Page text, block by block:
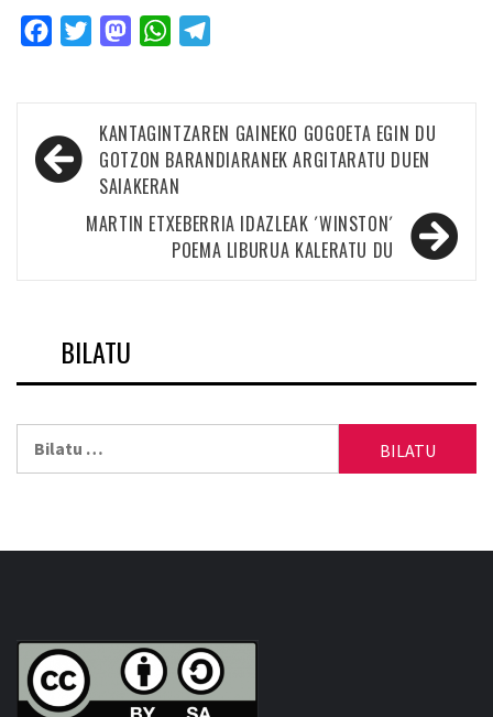
FacebookTwitterMastodonWhatsApp
Bidalketetan
zehar
nabigatu
KANTAGINTZAREN GAINEKO GOGOETA EGIN DU
GOTZON BARANDIARANEK ARGITARATU DUEN
SAIAKERAN
MARTIN ETXEBERRIA IDAZLEAK ´WINSTON´
POEMA LIBURUA KALERATU DU
BILATU